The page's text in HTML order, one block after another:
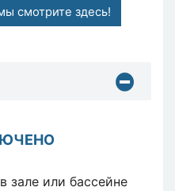
смотрите здесь!
зале или бассейне